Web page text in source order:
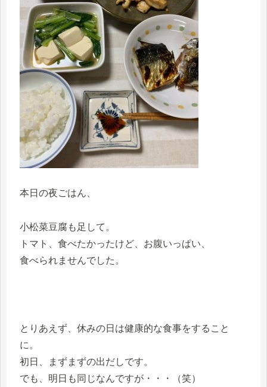
本日の夜ごはん、
小松菜豆腐も足して。
トマト、食べたかったけど、お腹いっぱい、
食べられませんでした。
とりあえず、休みの日は健康的な食事をすること
に。
初日、まずまずの出だしです。
でも、明日も同じなんですが・・・（笑）